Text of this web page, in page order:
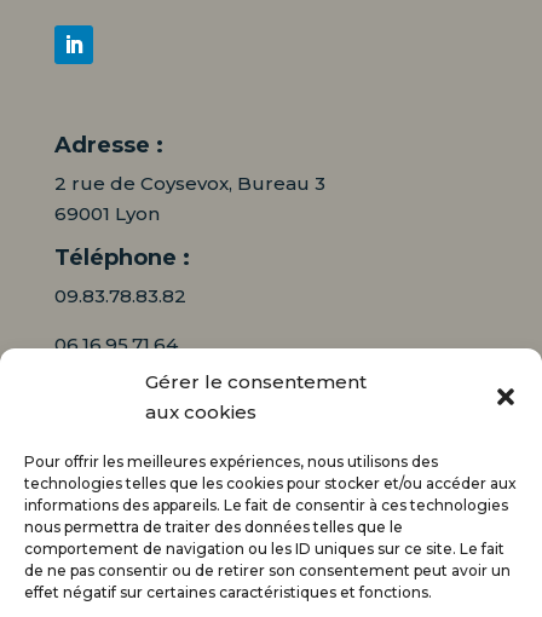
Gérer le consentement
aux cookies
Pour offrir les meilleures expériences, nous utilisons des
technologies telles que les cookies pour stocker et/ou accéder aux
informations des appareils. Le fait de consentir à ces technologies
nous permettra de traiter des données telles que le
comportement de navigation ou les ID uniques sur ce site. Le fait
de ne pas consentir ou de retirer son consentement peut avoir un
effet négatif sur certaines caractéristiques et fonctions.
Adresse :
2 rue de Coysevox, Bureau 3
69001 Lyon
Téléphone :
09.83.78.83.82
06.16.95.71.64
E-mail*